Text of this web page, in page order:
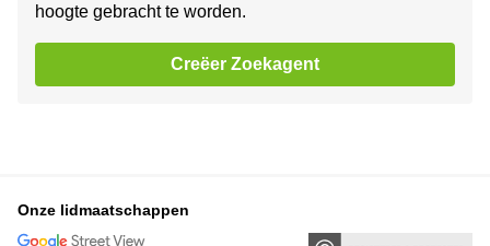
hoogte gebracht te worden.
Creëer Zoekagent
Onze lidmaatschappen